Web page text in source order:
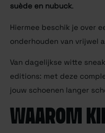
suède en nubuck.
Hiermee beschik je over
onderhouden van vrijwel
Van dagelijkse witte
editions: met deze
jouw schoenen langer
WAAROM